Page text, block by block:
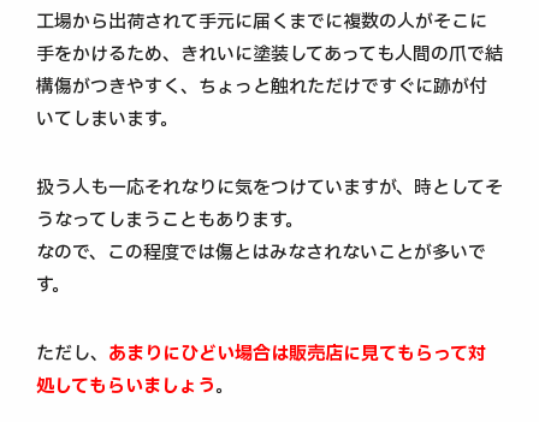
工場から出荷されて手元に届くまでに複数の人がそこに
手をかけるため、きれいに塗装してあっても人間の爪で結
構傷がつきやすく、ちょっと触れただけですぐに跡が付
いてしまいます。
扱う人も一応それなりに気をつけていますが、時としてそ
うなってしまうこともあります。
なので、この程度では傷とはみなされないことが多いで
す。
ただし、 あまりにひどい場合は販売店に見てもらって対
処してもらいましょう。